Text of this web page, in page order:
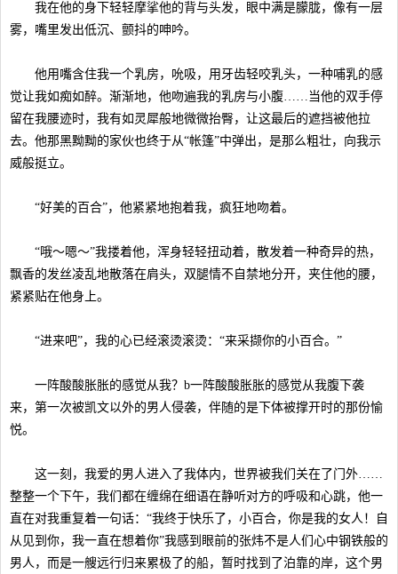
我在他的身下轻轻摩挲他的背与头发，眼中满是朦胧，像有一层
雾，嘴里发出低沉、颤抖的呻吟。
他用嘴含住我一个乳房，吮吸，用牙齿轻咬乳头，一种哺乳的感
觉让我如痴如醉。渐渐地，他吻遍我的乳房与小腹……当他的双手停
留在我腰迹时，我有如灵犀般地微微抬臀，让这最后的遮挡被他拉
去。他那黑黝黝的家伙也终于从“帐篷”中弹出，是那么粗壮，向我示
威般挺立。
“好美的百合”，他紧紧地抱着我，疯狂地吻着。
“哦～嗯～”我搂着他，浑身轻轻扭动着，散发着一种奇异的热，
飘香的发丝凌乱地散落在肩头，双腿情不自禁地分开，夹住他的腰，
紧紧贴在他身上。
“进来吧”，我的心已经滚烫滚烫：“来采撷你的小百合。”
一阵酸酸胀胀的感觉从我？b一阵酸酸胀胀的感觉从我腹下袭
来，第一次被凯文以外的男人侵袭，伴随的是下体被撑开时的那份愉
悦。
这一刻，我爱的男人进入了我体内，世界被我们关在了门外……
整整一个下午，我们都在缠绵在细语在静听对方的呼吸和心跳，他一
直在对我重复着一句话：“我终于快乐了，小百合，你是我的女人！自
从见到你，我一直在想着你”我感到眼前的张炜不是人们心中钢铁般的
男人，而是一艘远行归来累极了的船，暂时找到了泊靠的岸，这个男